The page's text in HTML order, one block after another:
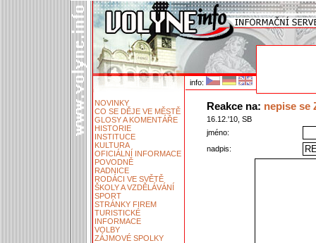
info:
NOVINKY
CO SE DĚJE VE MĚSTĚ
GLOSY A KOMENTÁŘE
HISTORIE
INSTITUCE
KULTURA
OFICIÁLNÍ INFORMACE
POVODNĚ
RADNICE
RODÁCI VE SVĚTĚ
ŠKOLY A VZDĚLÁVÁNÍ
SPORT
STRÁNKY FIREM
TURISTICKÉ
INFORMACE
VOLBY
ZÁJMOVÉ SPOLKY
Reakce na: nepise se
16.12.'10, SB
jméno:
nadpis: